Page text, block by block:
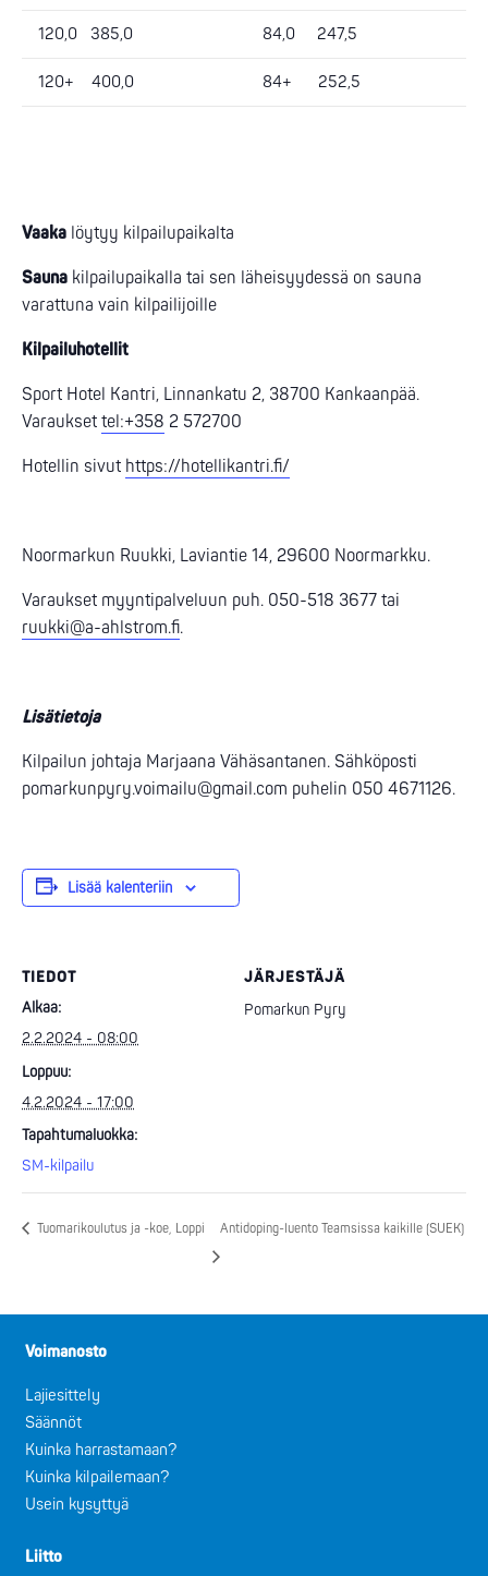
120,0 385,0 84,0 247,5
120+ 400,0 84+ 252,5
Vaaka löytyy kilpailupaikalta
Sauna kilpailupaikalla tai sen läheisyydessä on sauna
varattuna vain kilpailijoille
Kilpailuhotellit
Sport Hotel Kantri, Linnankatu 2, 38700 Kankaanpää.
Varaukset tel:+358 2 572700
Hotellin sivut https://hotellikantri.fi/
Noormarkun Ruukki, Laviantie 14, 29600 Noormarkku.
Varaukset myyntipalveluun puh. 050-518 3677 tai
ruukki@a-ahlstrom.fi.
Lisätietoja
Kilpailun johtaja Marjaana Vähäsantanen. Sähköposti
pomarkunpyry.voimailu@gmail.com puhelin 050 4671126.
Lisää kalenteriin
TIEDOT
Alkaa:
2.2.2024 - 08:00
Loppuu:
4.2.2024 - 17:00
Tapahtumaluokka:
SM-kilpailu
JÄRJESTÄJÄ
Pomarkun Pyry
Tuomarikoulutus ja -koe, Loppi Antidoping-luento Teamsissa kaikille (SUEK)
Voimanosto
Lajiesittely
Säännöt
Kuinka harrastamaan?
Kuinka kilpailemaan?
Usein kysyttyä
Liitto